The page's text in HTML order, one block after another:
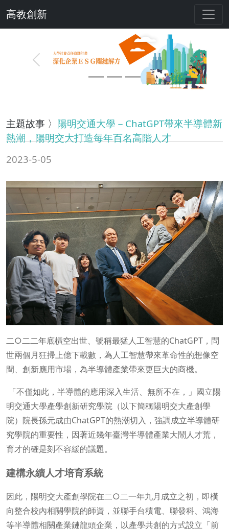
高教創新
Previous Next
主題故事 〉 陽明交通大學－ChatGPT帶來半導體新
熱潮，陽明交大打造每年百名高階人才
2023-5-05
二○二二年底橫空出世、號稱最猛人工智慧的ChatGPT，問
世兩個月狂掃上億下載數，為人工智慧帶來革命性的想像空
間、創新應用市場，為半導體產業帶來更巨大的商機。
「不僅如此，半導體的應用深入生活、無所不在，」國立陽
明交通大學產學創新研究學院（以下簡稱陽明交大產創學
院）院長孫元成由ChatGPT的熱潮切入，強調成立半導體研
究學院的重要性，因著近幾年臺灣半導體產業大鬧人才荒，
育才的確是刻不容緩的議題。
建構永續人才培育系統
因此，陽明交大產創學院在二○二一年九月成立之初，即橫
向整合校內相關學院的師資，並聯手台積電、聯發科、鴻海
等半導體相關產業鏈龍頭企業，以產學共創的方式設立「前